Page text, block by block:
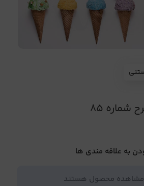
کنید
85
به علاقه مندی ها
مشاهده محصول هستند